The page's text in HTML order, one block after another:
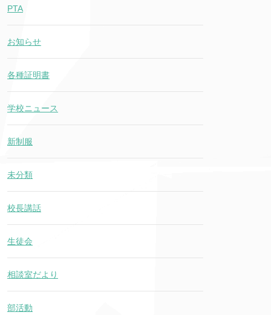
PTA
お知らせ
各種証明書
学校ニュース
新制服
未分類
校長講話
生徒会
相談室だより
部活動